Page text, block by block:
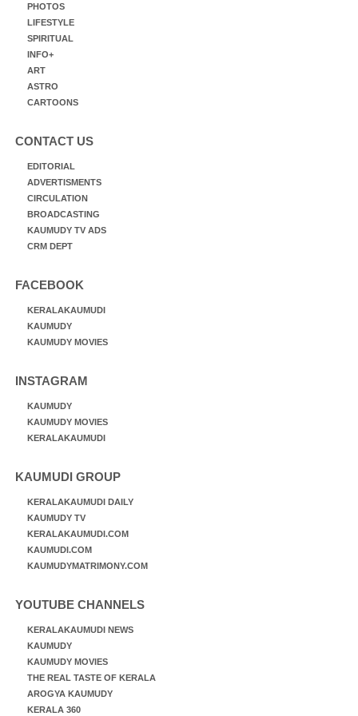
PHOTOS
LIFESTYLE
SPIRITUAL
INFO+
ART
ASTRO
CARTOONS
CONTACT US
EDITORIAL
ADVERTISMENTS
CIRCULATION
BROADCASTING
KAUMUDY TV ADS
CRM DEPT
FACEBOOK
KERALAKAUMUDI
KAUMUDY
KAUMUDY MOVIES
INSTAGRAM
KAUMUDY
KAUMUDY MOVIES
KERALAKAUMUDI
KAUMUDI GROUP
KERALAKAUMUDI DAILY
KAUMUDY TV
KERALAKAUMUDI.COM
KAUMUDI.COM
KAUMUDYMATRIMONY.COM
YOUTUBE CHANNELS
KERALAKAUMUDI NEWS
KAUMUDY
KAUMUDY MOVIES
THE REAL TASTE OF KERALA
AROGYA KAUMUDY
KERALA 360